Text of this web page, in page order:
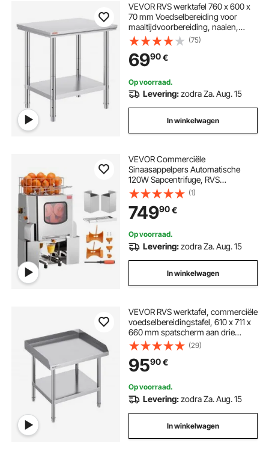
VEVOR RVS werktafel 760 x 600 x
70 mm Voedselbereiding voor
maaltijdvoorbereiding, naaien,
wassen, knutselen, garagegebruik,
enz.
(75)
6990€
Op voorraad.
Levering:zodra Za. Aug. 15
In winkelwagen
VEVOR Commerciële
Sinaasappelpers Automatische
120W Sapcentrifuge, RVS
Sinaasappelpers voor 20
Sinaasappels per Minuut, met
Uittrekbaar Filter, RVS Deksel
Citruspers Sapcentrifuge Elektrisch
(1)
74990€
Op voorraad.
Levering:zodra Za. Aug. 15
In winkelwagen
VEVOR RVS werktafel, commerciële
voedselbereidingstafel, 610 x 711 x
660 mm spatscherm aan drie
zijden, robuuste
voorbereidingstafel met verstelbare
hoogte
(29)
9590€
Op voorraad.
Levering:zodra Za. Aug. 15
In winkelwagen